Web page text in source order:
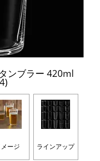
ンブラー 420ml
ージ ラインアップ